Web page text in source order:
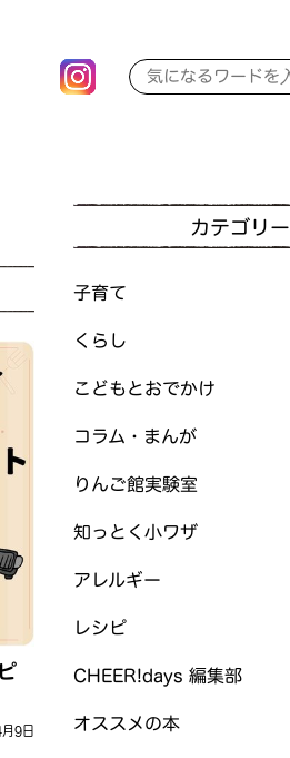
9日
カテゴリー
子育て
くらし
こどもとおでかけ
コラム・まんが
りんご館実験室
知っとく小ワザ
アレルギー
レシピ
CHEER!days 編集部
オススメの本